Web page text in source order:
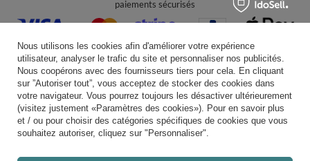
paiements sécurisés
livraison pratique
Nous utilisons les cookies afin d'améliorer votre expérience
utilisateur, analyser le trafic du site et personnaliser nos publicités.
Nous coopérons avec des fournisseurs tiers pour cela. En cliquant
sur ”Autoriser tout”, vous acceptez de stocker des cookies dans
votre navigateur. Vous pourrez toujours les désactiver ultérieurement
(visitez justement «Paramètres des cookies»). Pour en savoir plus
et / ou pour choisir des catégories spécifiques de cookies que vous
souhaitez autoriser, cliquez sur "Personnaliser".